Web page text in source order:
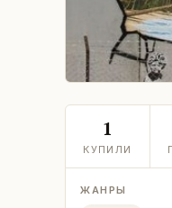
1
КУПИЛИ
ЖАНРЫ